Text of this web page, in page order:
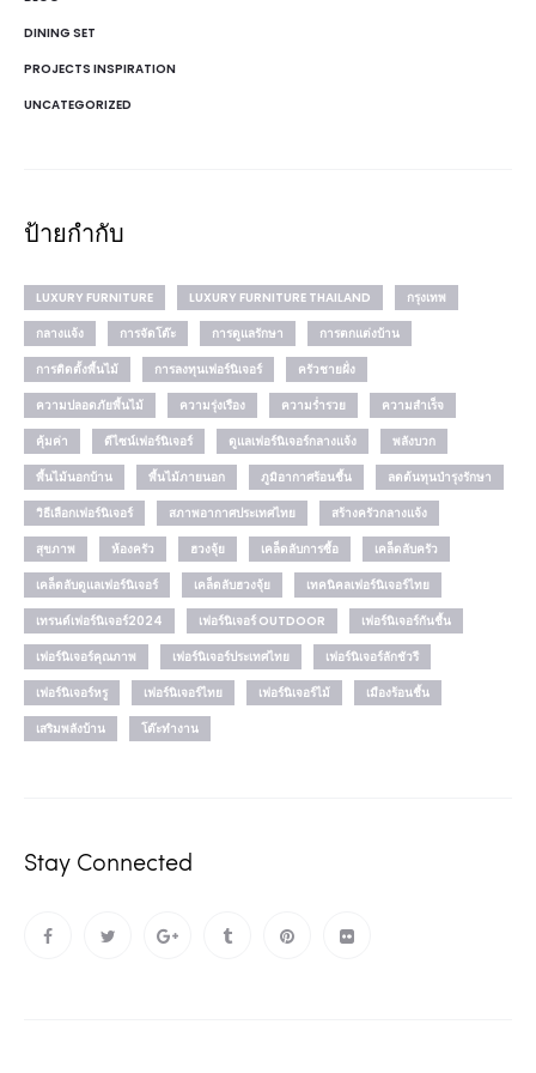
DINING SET
PROJECTS INSPIRATION
UNCATEGORIZED
ป้ายกำกับ
LUXURY FURNITURE LUXURY FURNITURE THAILAND
กรุงเทพ
กลางแจ้ง
การจัดโต๊ะ การดูแลรักษา
การตกแต่งบ้าน
การติดตั้งพื้นไม้
การลงทุนเฟอร์นิเจอร์
ครัวชายฝั่ง
ความปลอดภัยพื้นไม้
ความรุ่งเรือง ความร่ำรวย
ความสำเร็จ
คุ้มค่า
ดีไซน์เฟอร์นิเจอร์ ดูแลเฟอร์นิเจอร์กลางแจ้ง
พลังบวก
พื้นไม้นอกบ้าน
พื้นไม้ภายนอก ภูมิอากาศร้อนชื้น
ลดต้นทุนบำรุงรักษา
วิธีเลือกเฟอร์นิเจอร์
สภาพอากาศประเทศไทย
สร้างครัวกลางแจ้ง
สุขภาพ
ห้องครัว ฮวงจุ้ย เคล็ดลับการซื้อ
เคล็ดลับครัว
เคล็ดลับดูแลเฟอร์นิเจอร์
เคล็ดลับฮวงจุ้ย
เทคนิคลเฟอร์นิเจอร์ไทย
เทรนด์เฟอร์นิเจอร์2024
เฟอร์นิเจอร์ OUTDOOR
เฟอร์นิเจอร์กันชื้น
เฟอร์นิเจอร์คุณภาพ
เฟอร์นิเจอร์ประเทศไทย
เฟอร์นิเจอร์ลักชัวรี
เฟอร์นิเจอร์หรู
เฟอร์นิเจอร์ไทย เฟอร์นิเจอร์ไม้
เมืองร้อนชื้น
เสริมพลังบ้าน
โต๊ะทำงาน
Stay Connected